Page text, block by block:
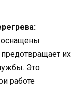
оснащены
их
Это
работе